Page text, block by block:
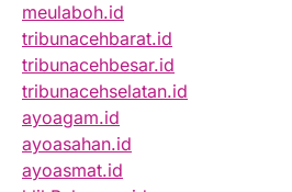
meulaboh.id
tribunacehbarat.id
tribunacehbesar.id
tribunacehselatan.id
ayoagam.id
ayoasahan.id
ayoasmat.id